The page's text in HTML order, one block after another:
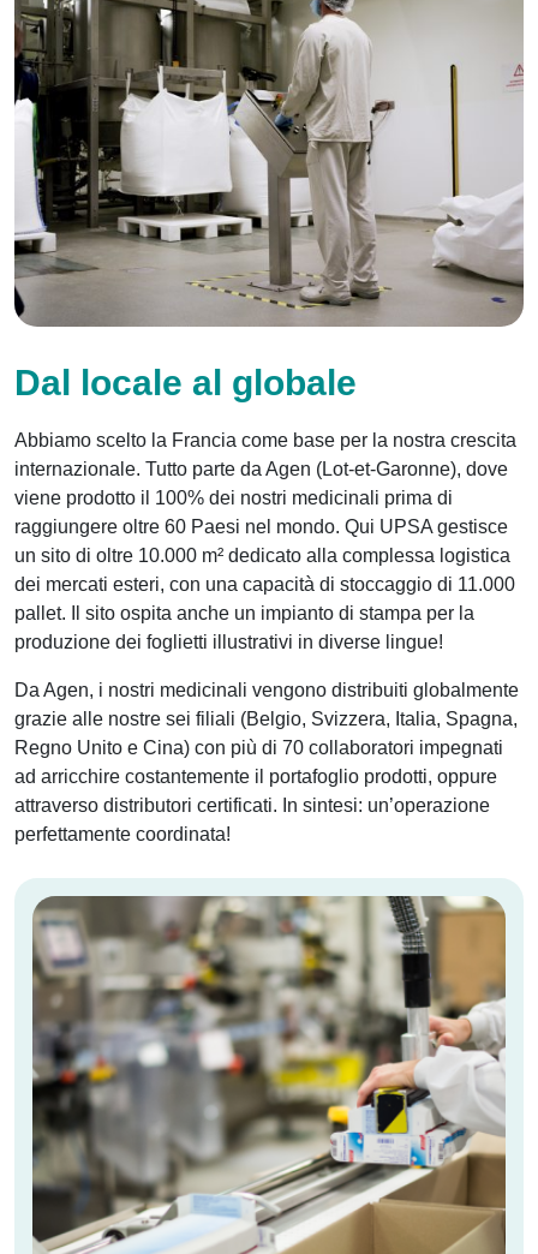
Dal locale al globale
Abbiamo scelto la Francia come base per la nostra crescita
internazionale. Tutto parte da Agen (Lot-et-Garonne), dove
viene prodotto il 100% dei nostri medicinali prima di
raggiungere oltre 60 Paesi nel mondo. Qui UPSA gestisce
un sito di oltre 10.000 m² dedicato alla complessa logistica
dei mercati esteri, con una capacità di stoccaggio di 11.000
pallet. Il sito ospita anche un impianto di stampa per la
produzione dei foglietti illustrativi in diverse lingue!
Da Agen, i nostri medicinali vengono distribuiti globalmente
grazie alle nostre sei filiali (Belgio, Svizzera, Italia, Spagna,
Regno Unito e Cina) con più di 70 collaboratori impegnati
ad arricchire costantemente il portafoglio prodotti, oppure
attraverso distributori certificati. In sintesi: un’operazione
perfettamente coordinata!